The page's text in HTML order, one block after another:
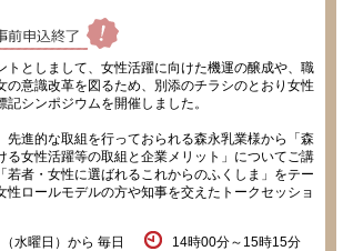
としまして、女性活躍に向けた機運の醸成や、職
の意識改革を図るため、別添のチラシのとおり女性
シンポジウムを開催しました。
進的な取組を行っておられる森永乳業様から「森
る女性活躍等の取組と企業メリット」についてご講
若者・女性に選ばれるこれからのふくしま」をテー
性ロールモデルの方や知事を交えたトークセッショ
水曜日）から 毎日 14時00分～15時15分